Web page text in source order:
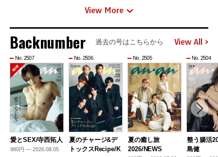
View More
Backnumber 過去の号はこちらから View All
No. 2507
愛とSEX/寺西拓人
980円 — 2026.08.05
No. 2506
夏のチャージ&デ
トックスRecipe/K
No. 2505
夏の癒し旅
2026/NEWS
No. 2504
整う腸活
島健